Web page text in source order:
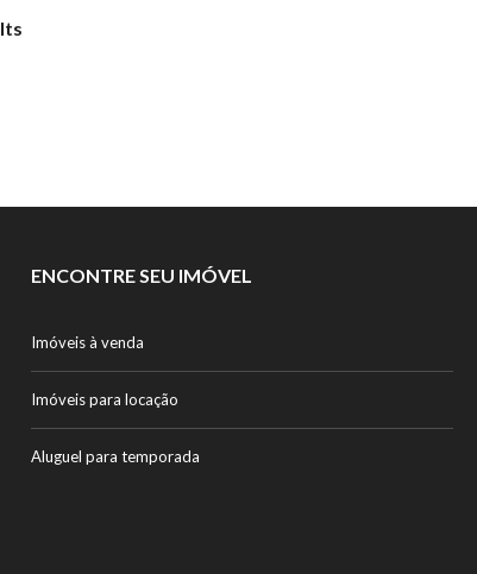
ENCONTRE SEU IMÓVEL
Imóveis à venda
Imóveis para locação
Aluguel para temporada